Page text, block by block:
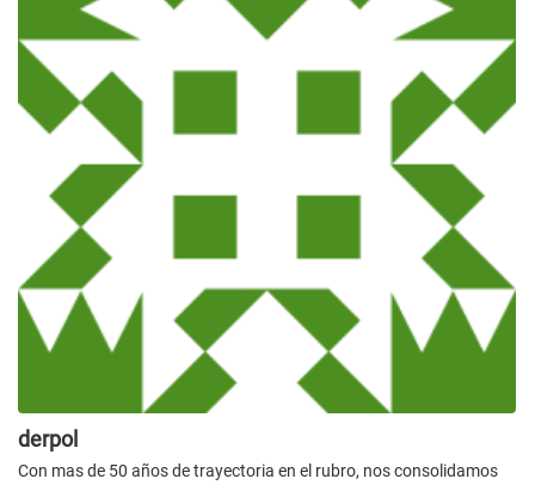
derpol
Con mas de 50 años de trayectoria en el rubro, nos consolidamos